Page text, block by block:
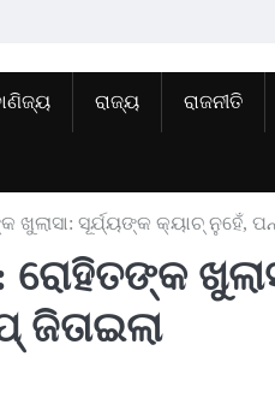
ରାଜ୍ୟ ରାଜନୀତି
ଖୁଲାସା: ସୂର୍ଯ୍ୟଙ୍କ କ୍ୟାଚ୍ ନୁହେଁ,
ରୋହିତଙ୍କ